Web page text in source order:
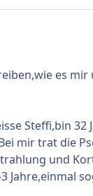
es
Steffi,bin 32
mir trat die
und
Jahre,einmal